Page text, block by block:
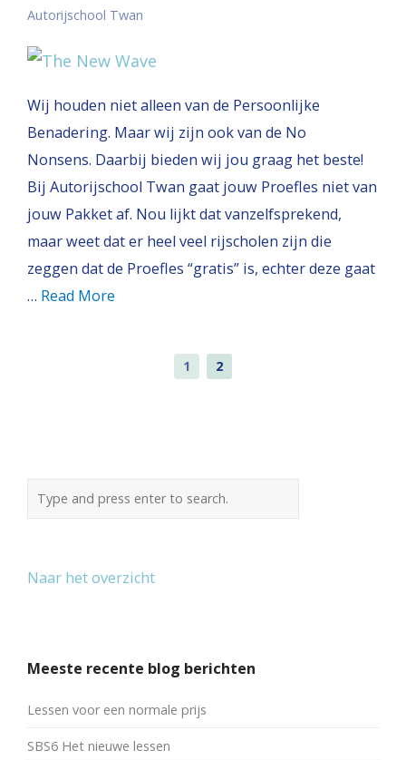
Autorijschool Twan
Wij houden niet alleen van de Persoonlijke
Benadering. Maar wij zijn ook van de No
Nonsens. Daarbij bieden wij jou graag het beste!
Bij Autorijschool Twan gaat jouw Proefles niet van
jouw Pakket af. Nou lijkt dat vanzelfsprekend,
maar weet dat er heel veel rijscholen zijn die
zeggen dat de Proefles “gratis” is, echter deze gaat
… Read More
1 2
Naar het overzicht
Meeste recente blog berichten
Lessen voor een normale prijs
SBS6 Het nieuwe lessen